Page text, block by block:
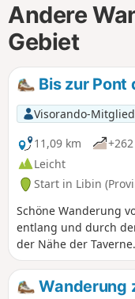
Andere
Gebiet
Bis zur Pont
Visorando-Mitglied
11,09 km
Leicht
Start in Libin
Schöne Wanderung
entlang und durch
der Nähe der
an dem Sie
können. Die Strecke
paar Anstiege gibt,
Wanderung